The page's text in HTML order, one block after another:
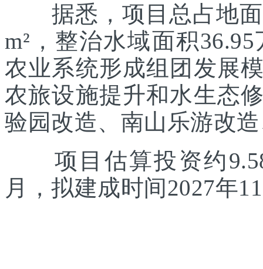
据悉，项目总占地面
m²，整治水域面积
农业系统形成组团发展
农旅设施提升和水生态
验园改造、南山乐游改
项目估算投资约9.58
月，拟建成时间2027年